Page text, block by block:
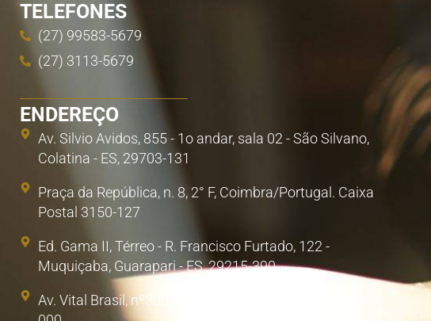
TELEFONES
(27) 99583-5679
(27) 3113-5679
ENDEREÇO
Av. Silvio Avidos, 855 - 1o andar, sala 02 - São Silvano,
Colatina - ES, 29703-131
Praça da República, n. 8, 2° F, Coimbra/Portugal. Caixa
Postal 3150-127
Ed. Gama II, Térreo - R. Francisco Furtado, 122 -
Muquiçaba, Guarapari - ES, 29215-390
Av. Vital Brasil, nº300, Sala 1. Poá, São Paulo/SP. 08857-